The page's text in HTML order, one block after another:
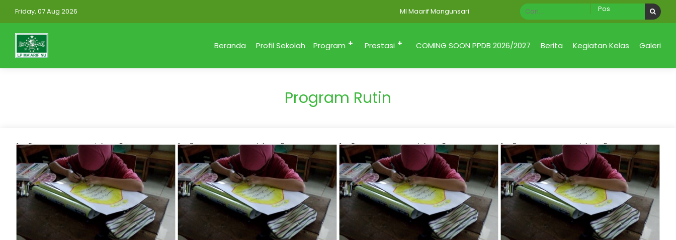
Friday, 07 Aug 2026 MI Maarif Mangunsari
Beranda Profil Sekolah Program Prestasi COMING SOON PPDB 2026/2027 Berita Kegiatan Kelas Galeri
Program Rutin